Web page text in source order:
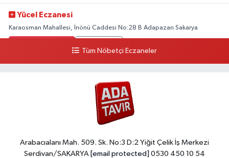
Yücel Eczanesi
Karaosman Mahallesi, İnönü Caddesi No:28 B Adapazarı Sakarya
Karaman Mahallesi, Cahit Kıraç Caddesi No:31 16 Adapazarı Sakarya
Yol Tarifi Al
Tüm Nöbetçi Eczaneler
Arabacıalanı Mah. 509. Sk. No:3 D:2 Yiğit Çelik İş Merkezi
Serdivan/SAKARYA [email protected] 0530 450 10 54